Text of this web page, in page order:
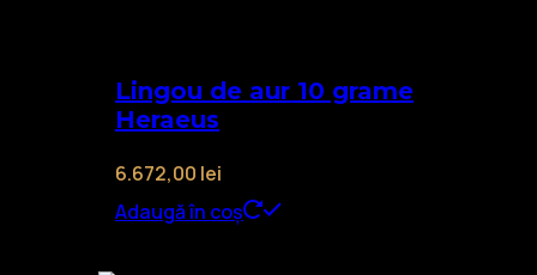
Lingou de aur 10 grame
Heraeus
6.672,00 lei
Adaugă în coș